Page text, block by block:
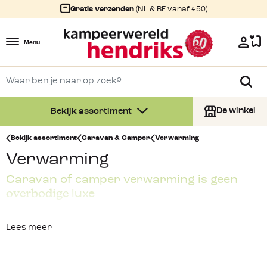
Gratis verzenden (NL & BE vanaf €50)
Menu
Bekijk assortiment De winkel
Bekijk assortiment Caravan & Camper Verwarming
Verwarming
Caravan of camper verwarming is geen
overbodige luxe
Lees meer